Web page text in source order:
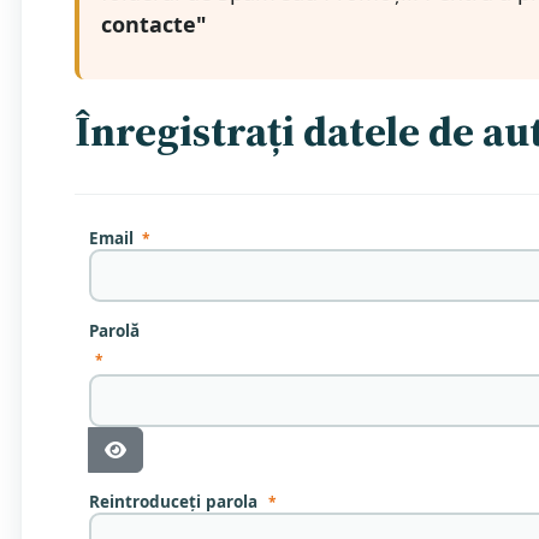
contacte"
Înregistrați datele de
Email *
Parolă
*
Arată Parola
Reintroduceți parola *